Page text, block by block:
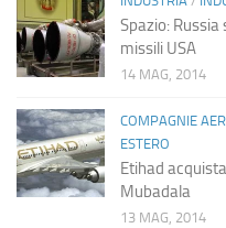
Spazio:
missili USA
14 MAG, 2014
COMPAGNIE
ESTERO
Etihad
Mubadala
13 MAG, 2014